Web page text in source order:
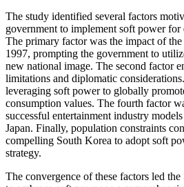
The study identified several factors
government to implement soft power for
The primary factor was the impact of
1997, prompting the government to
new national image. The second factor
limitations and diplomatic
leveraging soft power to globally
consumption values. The fourth factor
successful entertainment industry
Japan. Finally, population constraints
compelling South Korea to adopt soft
strategy.
The convergence of these factors led